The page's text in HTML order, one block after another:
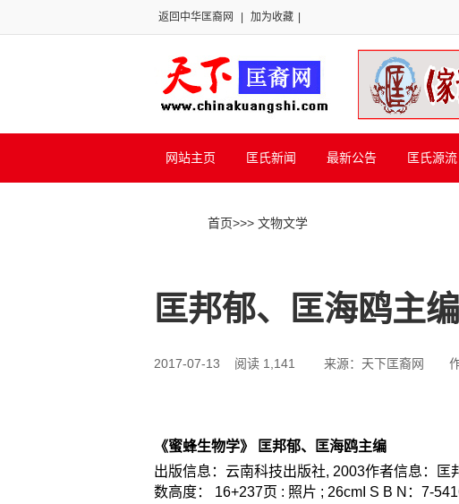
返回中华匡裔网 加为收藏
网站主页 匡氏新闻 最新公告 匡氏源流
首页>>> 文物文学
匡邦郁、匡海鸥主
2017-07-13 阅读 1,141 来源：天下匡裔网
《蜜蜂生物学》
匡邦郁、匡海鸥主编
出版信息：云南科技出版社, 2003作者信息：匡
数高度： 16+237页 : 照片 ; 26cmI S B N： 7-